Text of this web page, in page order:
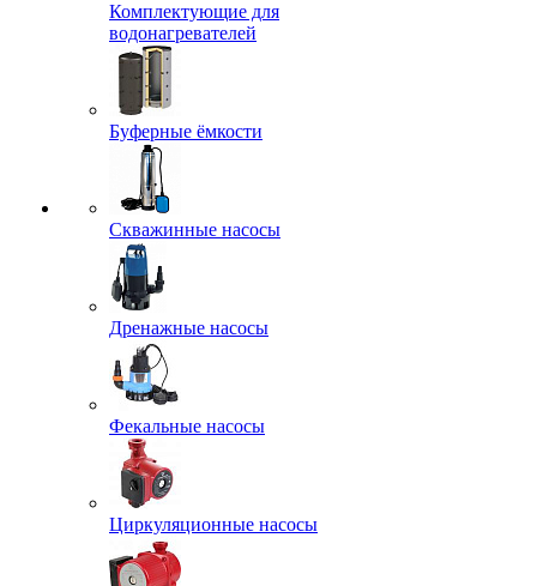
Комплектующие для
водонагревателей
Буферные ёмкости
Скважинные насосы
Дренажные насосы
Фекальные насосы
Циркуляционные насосы